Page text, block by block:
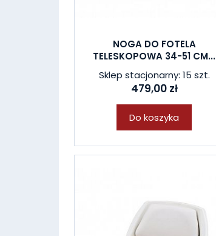
NOGA DO FOTELA
TELESKOPOWA 34-51 CM...
Sklep stacjonarny: 15 szt.
479,00 zł
Do koszyka